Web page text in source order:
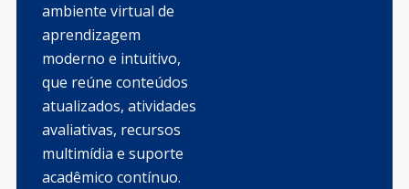
ambiente virtual de
aprendizagem
moderno e intuitivo,
que reúne conteúdos
atualizados, atividades
avaliativas, recursos
multimídia e suporte
acadêmico contínuo.